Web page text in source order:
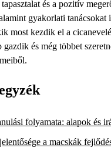
és a pozitív
gyakorlati tanácsokat
most kezdik el a
gazdik és még többet
folyamata: alapok és
a macskák